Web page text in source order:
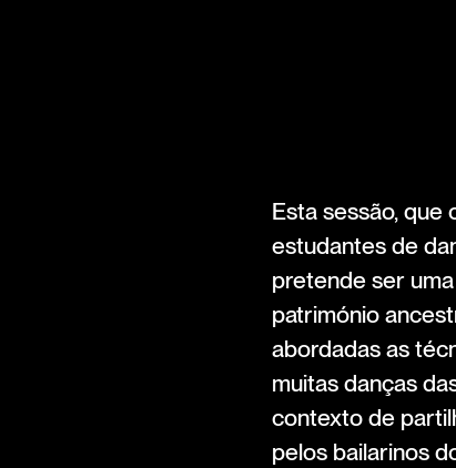
Esta sessão, que
estudantes de
pretende ser
património
abordadas as
muitas danças
contexto de
pelos bailarinos